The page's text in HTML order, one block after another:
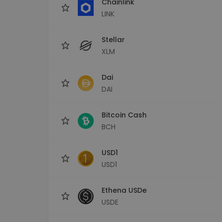
LINK
Stellar
XLM
Dai
DAI
Bitcoin Cash
BCH
USD1
USD1
Ethena USDe
USDE